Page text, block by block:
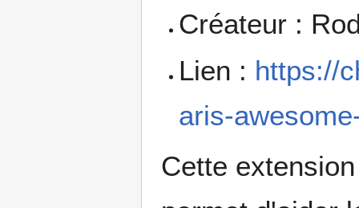
Créateur :
Lien : https://
aris-
Cette